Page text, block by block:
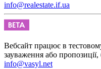
info@realestate.if.ua
Вебсайт працює в
зауваження або
info@vasyl.net